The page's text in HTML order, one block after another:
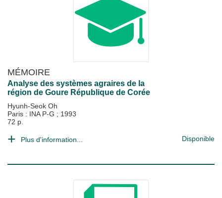
MÉMOIRE
Analyse des systèmes agraires de la
région de Goure République de Corée
Hyunh-Seok Oh
Paris : INA P-G ; 1993
72 p.
Plus d'information... Disponible